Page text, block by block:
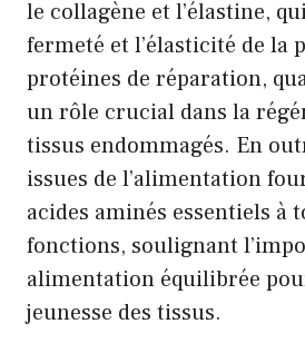
le collagène et l’élastine,
fermeté et l’élasticité de la
protéines de réparation,
un rôle crucial dans la
tissus endommagés. En
issues de l’alimentation
acides aminés essentiels à
fonctions, soulignant
alimentation équilibrée
jeunesse des tissus.